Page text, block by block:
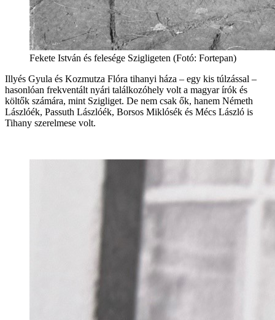
Fekete István és felesége Szigligeten (Fotó: Fortepan)
Illyés Gyula és Kozmutza Flóra tihanyi háza – egy kis túlzással –
hasonlóan frekventált nyári találkozóhely volt a magyar írók és
költők számára, mint Szigliget. De nem csak ők, hanem Németh
Lászlóék, Passuth Lászlóék, Borsos Miklósék és Mécs László is
Tihany szerelmese volt.